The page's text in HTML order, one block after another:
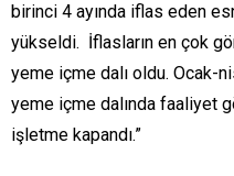
birinci 4 ayında iflas eden
yükseldi. İflasların en çok
yeme içme dalı oldu. Ocak-
yeme içme dalında faaliyet
işletme kapandı.”